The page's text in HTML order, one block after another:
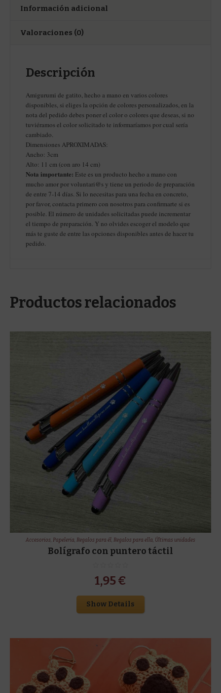
Información adicional
Valoraciones (0)
Descripción
Amigurumi de gatito, hecho a mano en varios colores
disponibles, si eliges la opción de colores personalizados, en la
nota del pedido debes poner el color o colores que deseas, si no
tuviéramos el color solicitado te informaríamos por cual sería
cambiado.
Dimensiones APROXIMADAS:
Ancho: 3cm
Alto: 11 cm (con aro 14 cm)
Nota importante: Este es un producto hecho a mano con
mucho amor por voluntari@s y tiene un periodo de preparación
de entre 7-14 días. Si lo necesitas para una fecha en concreto,
por favor, contacta primero con nosotros para confirmarte si es
posible. El número de unidades solicitadas puede incrementar
el tiempo de preparación. Y no olvides escoger el modelo que
más te guste de entre las opciones disponibles antes de hacer tu
pedido.
Productos relacionados
Accesorios, Papeleria, Regalos para él, Regalos para ella, Últimas unidades
Bolígrafo con puntero táctil
1,95€
Show Details